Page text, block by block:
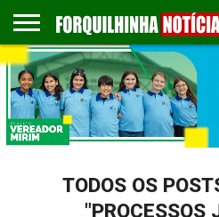
COLUNISTAS
EMPREGOS
ESPORTES
PUBLICAÇÃO
LEGAL
GASTRONOMIA
CONTATO
TODOS OS
"PROCESSOS